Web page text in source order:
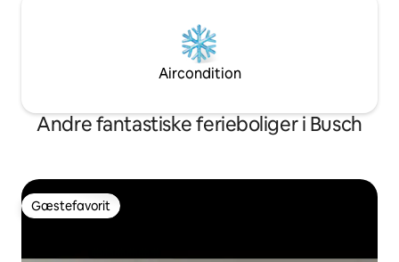
Aircondition
Andre fantastiske ferieboliger i Busch
Gæstefavorit
Gæstefavorit